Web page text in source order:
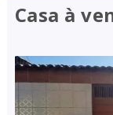
Casa à